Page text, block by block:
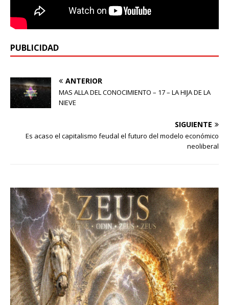
PUBLICIDAD
ANTERIOR
MAS ALLA DEL CONOCIMIENTO – 17 – LA HIJA DE LA
NIEVE
SIGUIENTE
Es acaso el capitalismo feudal el futuro del modelo económico
neoliberal